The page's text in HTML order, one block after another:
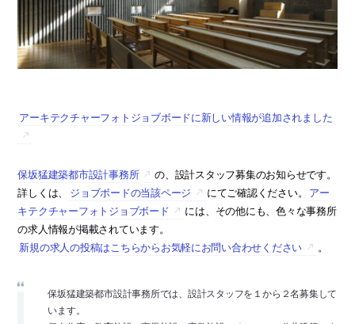
アーキテクチャーフォトジョブボードに新しい情報が追加されました
保坂猛建築都市設計事務所
の、設計スタッフ募集のお知らせです。
詳しくは、
ジョブボードの当該ページ にてご確認ください。 アー
キテクチャーフォトジョブボード
には、その他にも、色々な事務所
の求人情報が掲載されています。
新規の求人の投稿はこちらからお気軽にお問い合わせください
。
保坂猛建築都市設計事務所では、設計スタッフを１から２名募集して
います。